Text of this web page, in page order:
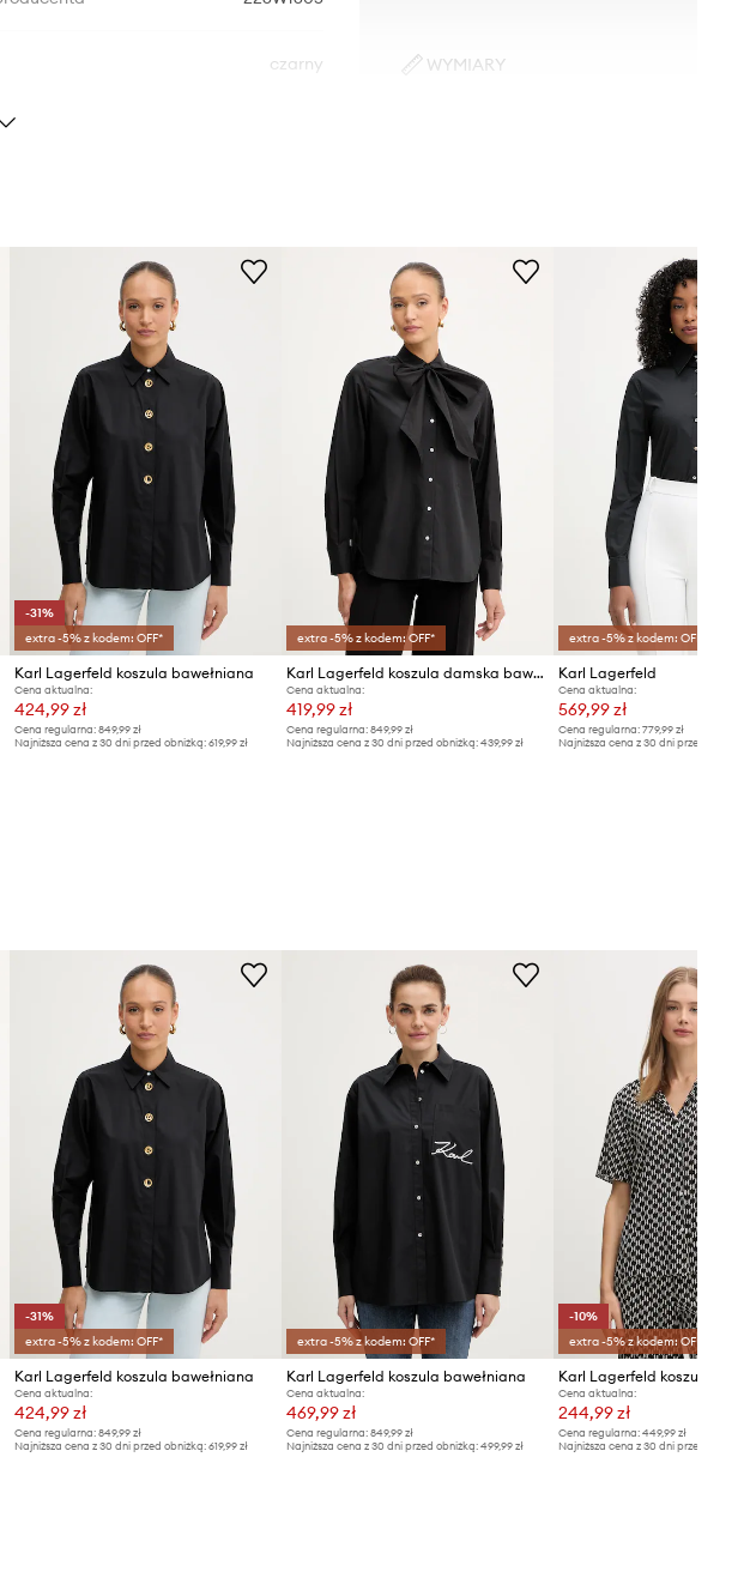
czarny WYMIARY
Tabela rozmiarów
-31%
extra -5% z kodem: OFF*
Karl Lagerfeld koszula bawełniana
Cena aktualna:
424,99 zł
Cena regularna: 849,99 zł
Najniższa cena z 30 dni przed obniżką: 619,99 zł
extra -5% z kodem: OFF*
Karl Lagerfeld koszula damska bawełniana
Cena aktualna:
419,99 zł
Cena regularna:849,99 zł
Najniższa cena z 30 dni przed obniżką:439,99 zł
extra -5% z kodem: OFF*
Karl Lagerfeld
Cena aktualna:
569,99 zł
Cena regularna: 779,99 zł
Najniższa cena z 30 dni przed obniżką:
-31%
extra -5% z kodem: OFF*
Karl Lagerfeld koszula bawełniana
Cena aktualna:
424,99 zł
Cena regularna: 849,99 zł
Najniższa cena z 30 dni przed obniżką: 619,99 zł
extra -5% z kodem: OFF*
Karl Lagerfeld koszula bawełniana
Cena aktualna:
469,99 zł
Cena regularna:849,99 zł
Najniższa cena z 30 dni przed obniżką:499,99 zł
-10%
extra -5% z kodem: OFF*
Cena aktualna:
244,99 zł
Cena regularna: 449,99 zł
Najniższa cena z 30 dni przed obniżką: